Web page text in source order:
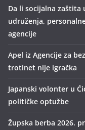
Da li socijalna zaštita
udruženja,
agencije
Apel iz Agencije za
trotinet nije igračka
Japanski volonter u
političke optužbe
Župska berba 2026.